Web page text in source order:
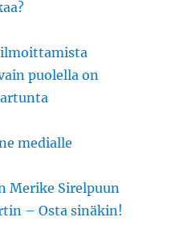
puolella on
medialle
Merike Sirelpuun
– Osta sinäkin!